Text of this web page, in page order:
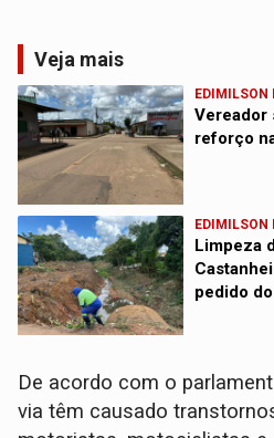
Veja mais
EDIMILSON
Vereador
reforço
EDIMILSON
Limpeza
pedido
De acordo com o
via têm causado